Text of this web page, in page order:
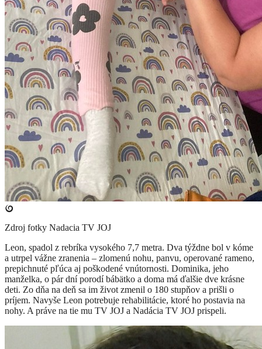
Zdroj fotky Nadacia TV JOJ
Leon, spadol z rebríka vysokého 7,7 metra. Dva týždne bol v kóme
a utrpel vážne zranenia – zlomenú nohu, panvu, operované rameno,
prepichnuté pľúca aj poškodené vnútornosti. Dominika, jeho
manželka, o pár dní porodí bábätko a doma má ďalšie dve krásne
deti. Zo dňa na deň sa im život zmenil o 180 stupňov a prišli o
príjem. Navyše Leon potrebuje rehabilitácie, ktoré ho postavia na
nohy. A práve na tie mu TV JOJ a Nadácia TV JOJ prispeli.